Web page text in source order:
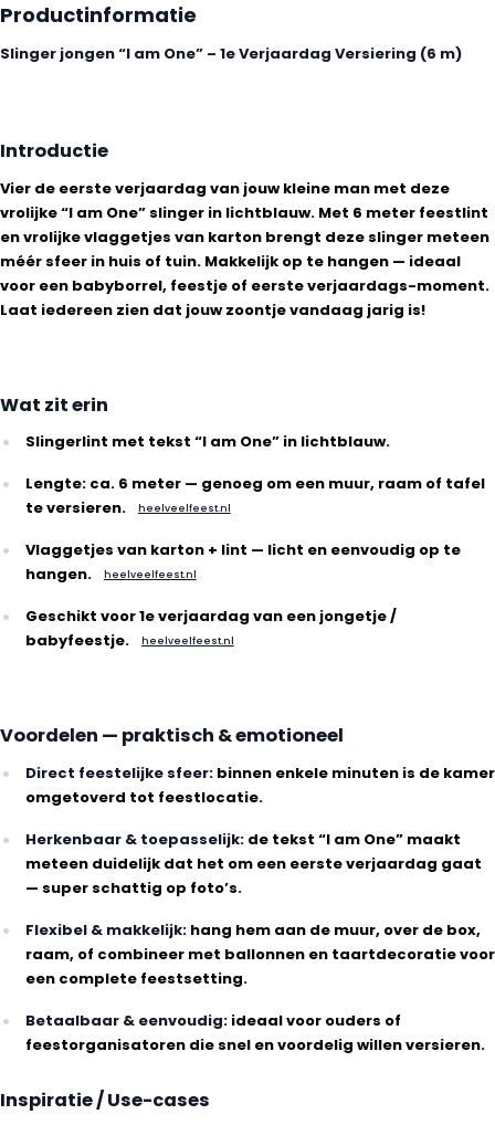
Productinformatie
Slinger jongen “I am One” – 1e Verjaardag Versiering (6 m)
Introductie
Vier de eerste verjaardag van jouw kleine man met deze
vrolijke “I am One” slinger in lichtblauw. Met 6 meter feestlint
en vrolijke vlaggetjes van karton brengt deze slinger meteen
méér sfeer in huis of tuin. Makkelijk op te hangen — ideaal
voor een babyborrel, feestje of eerste verjaardags-moment.
Laat iedereen zien dat jouw zoontje vandaag jarig is!
Wat zit erin
Slingerlint met tekst “I am One” in lichtblauw.
Lengte: ca. 6 meter — genoeg om een muur, raam of tafel
te versieren.
heelveelfeest.nl
Vlaggetjes van karton + lint — licht en eenvoudig op te
hangen.
heelveelfeest.nl
Geschikt voor 1e verjaardag van een jongetje /
babyfeestje.
heelveelfeest.nl
Voordelen — praktisch & emotioneel
Direct feestelijke sfeer: binnen enkele minuten is de kamer
omgetoverd tot feestlocatie.
Herkenbaar & toepasselijk: de tekst “I am One” maakt
meteen duidelijk dat het om een eerste verjaardag gaat
— super schattig op foto’s.
Flexibel & makkelijk: hang hem aan de muur, over de box,
raam, of combineer met ballonnen en taartdecoratie voor
een complete feestsetting.
Betaalbaar & eenvoudig: ideaal voor ouders of
feestorganisatoren die snel en voordelig willen versieren.
Inspiratie / Use-cases